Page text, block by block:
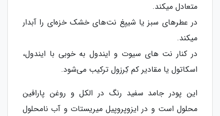
متعادل میکند.
در عطرهای سبز یا شیپغ نت‌های خشک خزه‌ای را آبدار
میکند.
در کنار نت های سیوت و ایندول به خوبی با ایندول،
اسکاتول یا مقادیر کم کِرزول ترکیب می‌شود.
این پودر جامد سفید رنگ در الکل و روغن پارافین
محلول است و در ایزوپروپیل میریستات و آب نامحلول